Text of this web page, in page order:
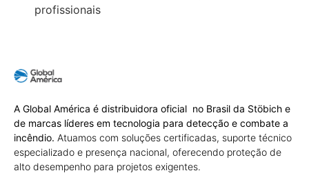
profissionais
A Global América é distribuidora oficial no Brasil da Stöbich e
de marcas líderes em tecnologia para detecção e combate a
incêndio. Atuamos com soluções certificadas, suporte técnico
especializado e presença nacional, oferecendo proteção de
alto desempenho para projetos exigentes.